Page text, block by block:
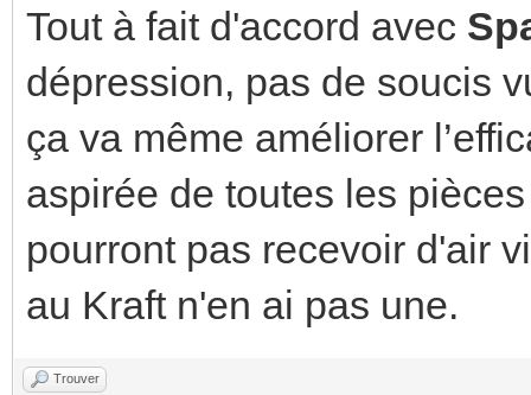
Tout à fait d'accord avec
dépression, pas de soucis
ça va même améliorer
aspirée de toutes les
pourront pas recevoir d'air
au Kraft n'en ai pas une.
Trouver